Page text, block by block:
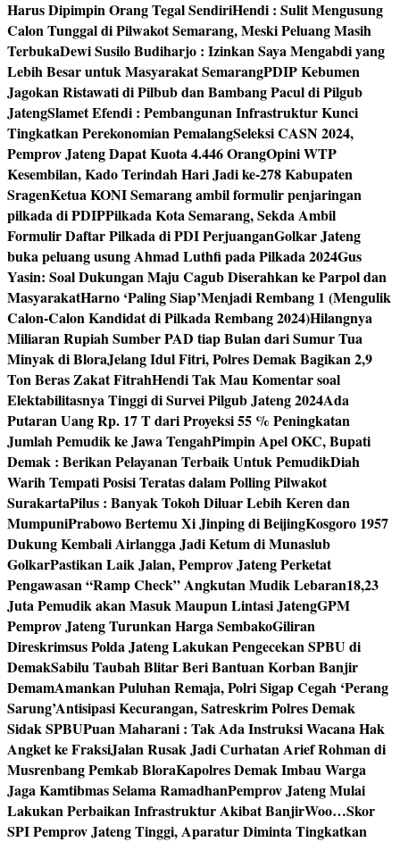
Harus Dipimpin Orang Tegal SendiriHendi : Sulit Mengusung
Calon Tunggal di Pilwakot Semarang, Meski Peluang Masih
TerbukaDewi Susilo Budiharjo : Izinkan Saya Mengabdi yang
Lebih Besar untuk Masyarakat SemarangPDIP Kebumen
Jagokan Ristawati di Pilbub dan Bambang Pacul di Pilgub
JatengSlamet Efendi : Pembangunan Infrastruktur Kunci
Tingkatkan Perekonomian PemalangSeleksi CASN 2024,
Pemprov Jateng Dapat Kuota 4.446 OrangOpini WTP
Kesembilan, Kado Terindah Hari Jadi ke-278 Kabupaten
SragenKetua KONI Semarang ambil formulir penjaringan
pilkada di PDIPPilkada Kota Semarang, Sekda Ambil
Formulir Daftar Pilkada di PDI PerjuanganGolkar Jateng
buka peluang usung Ahmad Luthfi pada Pilkada 2024Gus
Yasin: Soal Dukungan Maju Cagub Diserahkan ke Parpol dan
MasyarakatHarno ‘Paling Siap’Menjadi Rembang 1 (Mengulik
Calon-Calon Kandidat di Pilkada Rembang 2024)Hilangnya
Miliaran Rupiah Sumber PAD tiap Bulan dari Sumur Tua
Minyak di BloraJelang Idul Fitri, Polres Demak Bagikan 2,9
Ton Beras Zakat FitrahHendi Tak Mau Komentar soal
Elektabilitasnya Tinggi di Survei Pilgub Jateng 2024Ada
Putaran Uang Rp. 17 T dari Proyeksi 55 % Peningkatan
Jumlah Pemudik ke Jawa TengahPimpin Apel OKC, Bupati
Demak : Berikan Pelayanan Terbaik Untuk PemudikDiah
Warih Tempati Posisi Teratas dalam Polling Pilwakot
SurakartaPilus : Banyak Tokoh Diluar Lebih Keren dan
MumpuniPrabowo Bertemu Xi Jinping di BeijingKosgoro 1957
Dukung Kembali Airlangga Jadi Ketum di Munaslub
GolkarPastikan Laik Jalan, Pemprov Jateng Perketat
Pengawasan “Ramp Check” Angkutan Mudik Lebaran18,23
Juta Pemudik akan Masuk Maupun Lintasi JatengGPM
Pemprov Jateng Turunkan Harga SembakoGiliran
Direskrimsus Polda Jateng Lakukan Pengecekan SPBU di
DemakSabilu Taubah Blitar Beri Bantuan Korban Banjir
DemamAmankan Puluhan Remaja, Polri Sigap Cegah ‘Perang
Sarung’Antisipasi Kecurangan, Satreskrim Polres Demak
Sidak SPBUPuan Maharani : Tak Ada Instruksi Wacana Hak
Angket ke FraksiJalan Rusak Jadi Curhatan Arief Rohman di
Musrenbang Pemkab BloraKapolres Demak Imbau Warga
Jaga Kamtibmas Selama RamadhanPemprov Jateng Mulai
Lakukan Perbaikan Infrastruktur Akibat BanjirWoo…Skor
SPI Pemprov Jateng Tinggi, Aparatur Diminta Tingkatkan